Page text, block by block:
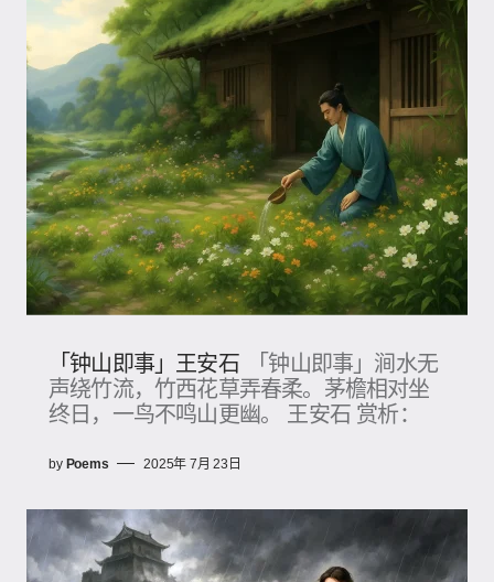
「钟山即事」王安石
「钟山即事」涧水无
声绕竹流，竹西花草弄春柔。茅檐相对坐
终日，一鸟不鸣山更幽。 王安石 赏析：
by Poems 2025年 7月 23日